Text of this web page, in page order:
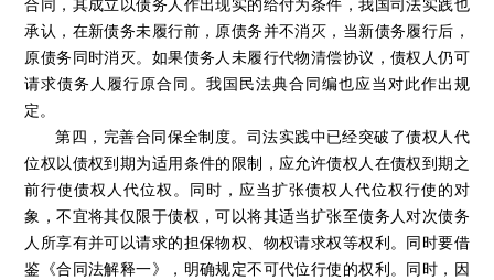
承认，在新债务未履行前，原债务并不消灭，当新债务履行后，
原债务同时消灭。如果债务人未履行代物清偿协议，债权人仍可
请求债务人履行原合同。我国民法典合同编也应当对此作出规
定。
第四，完善合同保全制度。司法实践中已经突破了债权人代
位权以债权到期为适用条件的限制，应允许债权人在债权到期之
前行使债权人代位权。同时，应当扩张债权人代位权行使的对
象，不宜将其仅限于债权，可以将其适当扩张至债务人对次债务
人所享有并可以请求的担保物权、物权请求权等权利。同时要借
鉴《合同法解释一》，明确规定不可代位行使的权利。同时，因